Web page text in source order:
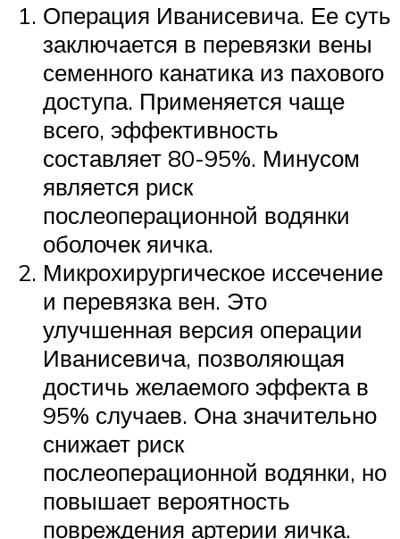
Операция Иванисевича. Ее суть
заключается в перевязки вены
семенного канатика из пахового
доступа. Применяется чаще
всего, эффективность
составляет 80-95%. Минусом
является риск
послеоперационной водянки
оболочек яичка.
Микрохирургическое иссечение
и перевязка вен. Это
улучшенная версия операции
Иванисевича, позволяющая
достичь желаемого эффекта в
95% случаев. Она значительно
снижает риск
послеоперационной водянки, но
повышает вероятность
повреждения артерии яичка.